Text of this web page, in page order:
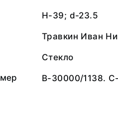
H-39; d-23.5
Травкин Иван
Стекло
В-30000/1138.